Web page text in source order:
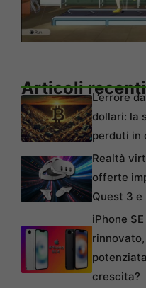
Articoli recenti
L’errore
dollari: la
perduti in
Realtà
offerte
Quest 3 e
iPhone
crescita?